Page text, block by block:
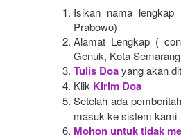
Isikan nama lengkap
Prabowo)
Alamat Lengkap (
Genuk, Kota
Tulis Doayang akan
Klik Kirim Doa
Setelah ada
masuk ke sistem kami
Mohon untuk tidak